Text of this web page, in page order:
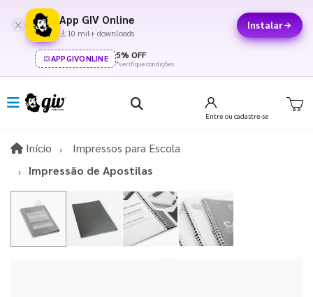
App GIV Online
10 mil+ downloads
Instalar
APPGIVONLINE 5% OFF
*verifique condições
Entre ou cadastre-se
Início InícioImpressos para Escola
Impressão de Apostilas